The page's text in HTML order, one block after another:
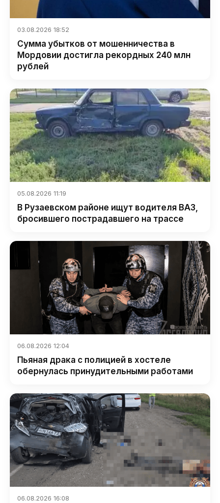
03.08.2026 18:52
Сумма убытков от мошенничества в
Мордовии достигла рекордных 240 млн
рублей
05.08.2026 11:19
В Рузаевском районе ищут водителя ВАЗ,
бросившего пострадавшего на трассе
06.08.2026 12:04
Пьяная драка с полицией в хостеле
обернулась принудительными работами
06.08.2026 16:08